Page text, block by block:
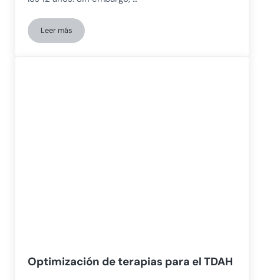
Leer másTDAH en adultos: síntomas poco conocidos, diagnóstico
Optimización de terapias para el TDAH